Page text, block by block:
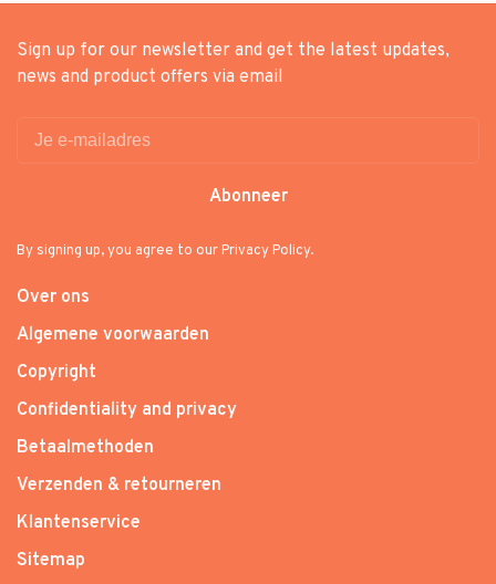
Sign up for our newsletter and get the latest updates,
news and product offers via email
Abonneer
By signing up, you agree to our Privacy Policy.
Over ons
Algemene voorwaarden
Copyright
Confidentiality and privacy
Betaalmethoden
Verzenden & retourneren
Klantenservice
Sitemap